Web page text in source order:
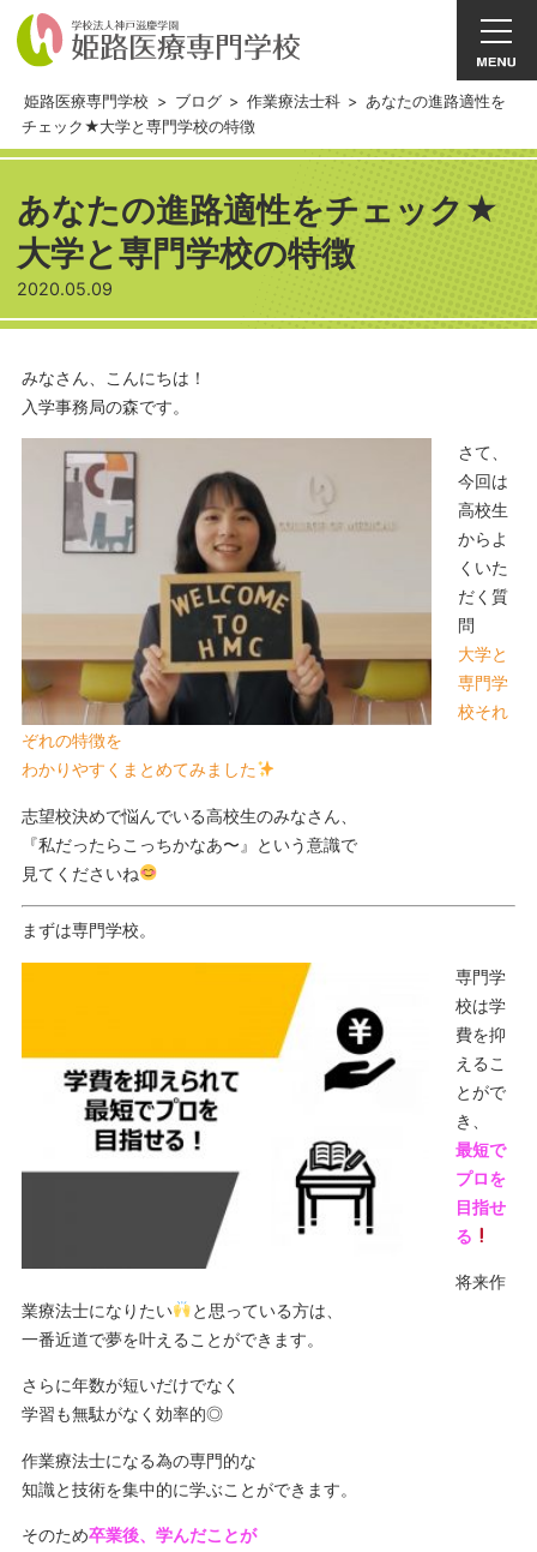
姫路医療専門学校 > ブログ > 作業療法士科 > あなたの進路適性を
チェック★大学と専門学校の特徴
あなたの進路適性をチェック★
大学と専門学校の特徴
2020.05.09
みなさん、こんにちは！
入学事務局の森です。
さて、
今回は
高校生
からよ
くいた
だく質
問
大学と
専門学
校それ
ぞれの特徴を
わかりやすくまとめてみました
志望校決めで悩んでいる高校生のみなさん、
『私だったらこっちかなあ〜』という意識で
見てくださいね
まずは専門学校。
専門学
校は学
費を抑
えるこ
とがで
き、
最短で
プロを
目指せ
る
将来作
業療法士になりたい
と思っている方は、
一番近道で夢を叶えることができます。
さらに年数が短いだけでなく
学習も無駄がなく効率的◎
作業療法士になる為の専門的な
知識と技術を集中的に学ぶことができます。
そのため卒業後、学んだことが